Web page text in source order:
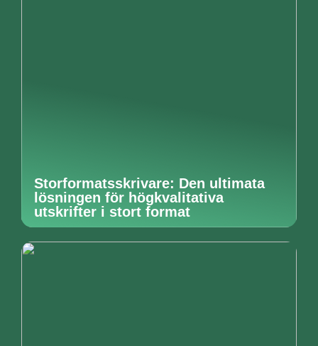
Storformatsskrivare: Den ultimata
lösningen för högkvalitativa
utskrifter i stort format